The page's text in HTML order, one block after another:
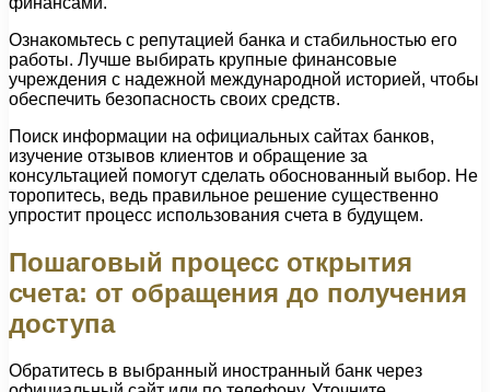
Ознакомьтесь с репутацией банка и стабильностью его
работы. Лучше выбирать крупные финансовые
учреждения с надежной международной историей, чтобы
обеспечить безопасность своих средств.
Поиск информации на официальных сайтах банков,
изучение отзывов клиентов и обращение за
консультацией помогут сделать обоснованный выбор. Не
торопитесь, ведь правильное решение существенно
упростит процесс использования счета в будущем.
Пошаговый процесс открытия
счета: от обращения до получения
доступа
Обратитесь в выбранный иностранный банк через